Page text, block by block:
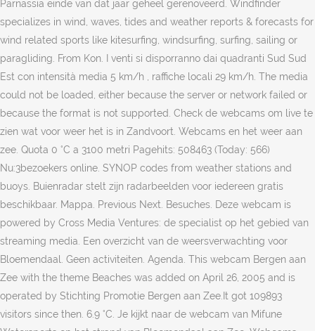
Parnassia einde van dat jaar geheel gerenoveerd. Windfinder
specializes in wind, waves, tides and weather reports & forecasts for
wind related sports like kitesurfing, windsurfing, surfing, sailing or
paragliding. From Kon. I venti si disporranno dai quadranti Sud Sud
Est con intensità media 5 km/h , raffiche locali 29 km/h. The media
could not be loaded, either because the server or network failed or
because the format is not supported. Check de webcams om live te
zien wat voor weer het is in Zandvoort. Webcams en het weer aan
zee. Quota 0 °C a 3100 metri Pagehits: 508463 (Today: 566)
Nu:3bezoekers online. SYNOP codes from weather stations and
buoys. Buienradar stelt zijn radarbeelden voor iedereen gratis
beschikbaar. Mappa. Previous Next. Besuches. Deze webcam is
powered by Cross Media Ventures: de specialist op het gebied van
streaming media. Een overzicht van de weersverwachting voor
Bloemendaal. Geen activiteiten. Agenda. This webcam Bergen aan
Zee with the theme Beaches was added on April 26, 2005 and is
operated by Stichting Promotie Bergen aan Zee.It got 109893
visitors since then. 6.9 °C. Je kijkt naar de webcam van Mifune